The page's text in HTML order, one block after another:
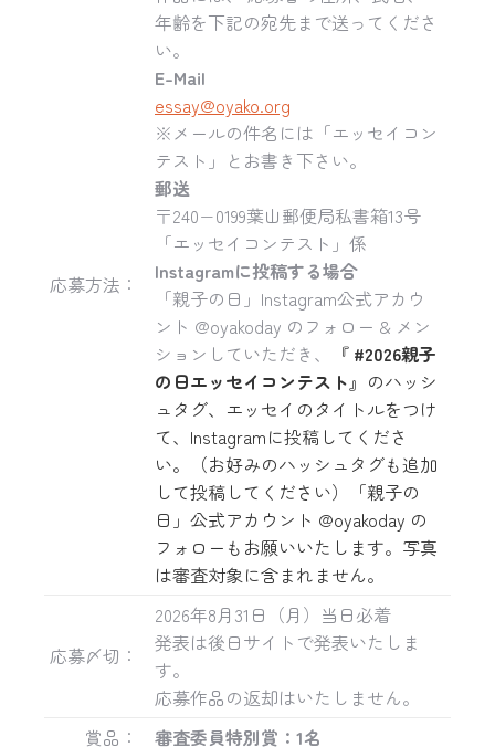
応募方法：
年齢を下記の宛先まで送ってくださ
い。
E-Mail
essay@oyako.org
※メールの件名には「エッセイコン
テスト」とお書き下さい。
郵送
〒240−0199葉山郵便局私書箱13号
「エッセイコンテスト」係
Instagramに投稿する場合
「親子の日」Instagram公式アカウ
ント @oyakoday のフォロー & メン
ションしていただき、
『 #2026親子
の日エッセイコンテスト』のハッシ
ュタグ、エッセイのタイトルをつけ
て、Instagramに投稿してくださ
い。（お好みのハッシュタグも追加
して投稿してください）「親子の
日」公式アカウント @oyakoday の
フォローもお願いいたします。写真
は審査対象に含まれません。
応募〆切：
2026年8月31日（月）当日必着
発表は後日サイトで発表いたしま
す。
応募作品の返却はいたしません。
賞品：
審査委員特別賞：1名